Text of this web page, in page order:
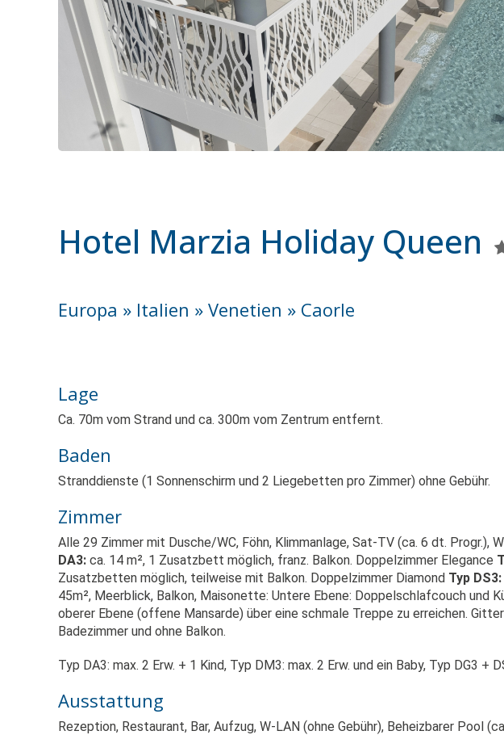
Hotel Marzia Holiday Queen
Europa » Italien » Venetien » Caorle
Lage
Ca. 70m vom Strand und ca. 300m vom Zentrum entfernt.
Baden
Stranddienste (1 Sonnenschirm und 2 Liegebetten pro Zimmer) ohne Gebühr.
Zimmer
Alle 29 Zimmer mit Dusche/WC, Föhn, Klimmanlage, Sat-TV (ca. 6 dt. Progr.),
DA3: ca. 14 m², 1 Zusatzbett möglich, franz. Balkon. Doppelzimmer Elegance
Zusatzbetten möglich, teilweise mit Balkon. Doppelzimmer Diamond Typ DS3:
45m², Meerblick, Balkon, Maisonette: Untere Ebene: Doppelschlafcouch und
oberer Ebene (offene Mansarde) über eine schmale Treppe zu erreichen.
Badezimmer und ohne Balkon.
Typ DA3: max. 2 Erw. + 1 Kind, Typ DM3: max. 2 Erw. und ein Baby, Typ DG3 +
Ausstattung
Rezeption, Restaurant, Bar, Aufzug, W-LAN (ohne Gebühr), Beheizbarer Pool